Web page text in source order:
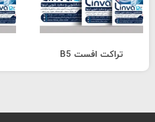
تراکت افست B5